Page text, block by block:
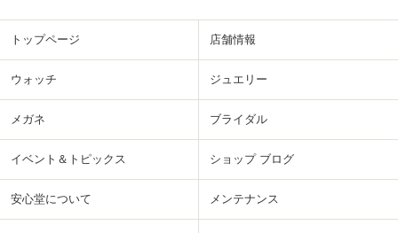
トップページ 店舗情報
ウォッチ ジュエリー
メガネ ブライダル
イベント＆トピックス ショップ ブログ
安心堂について メンテナンス